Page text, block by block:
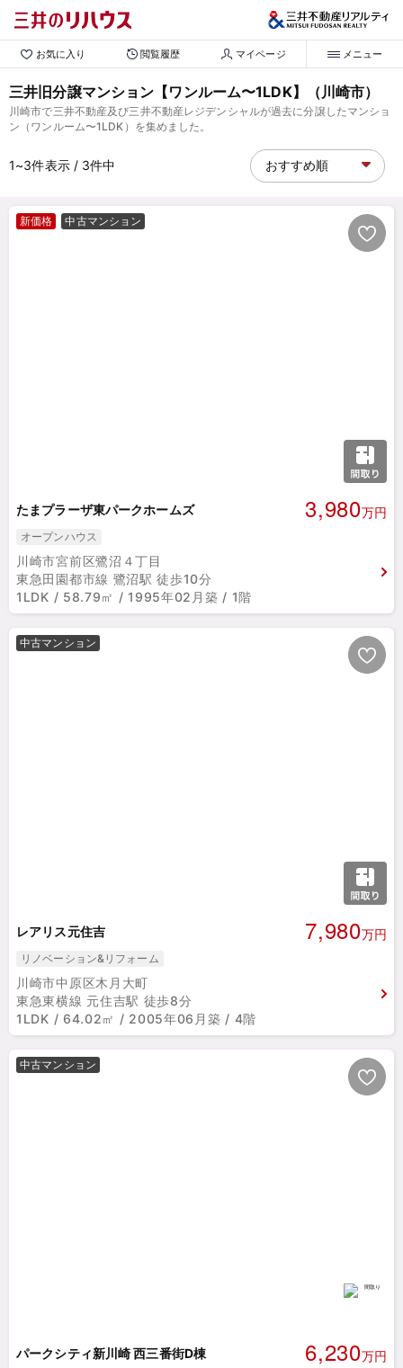
お気に入り 閲覧履歴 マイページ メニュー
三井旧分譲マンション【ワンルーム〜1LDK】（川崎市）
川崎市で三井不動産及び三井不動産レジデンシャルが過去に分譲したマンショ
ン（ワンルーム〜1LDK）を集めました。
1~3件表示/ 3件中
新価格 中古マンション
たまプラーザ東パークホームズ 3,980万円
オープンハウス
川崎市宮前区鷺沼４丁目
東急田園都市線 鷺沼駅 徒歩10分
1LDK / 58.79㎡ / 1995年02月築 / 1階
中古マンション
レアリス元住吉 7,980万円
リノベーション&リフォーム
川崎市中原区木月大町
東急東横線 元住吉駅 徒歩8分
1LDK / 64.02㎡ / 2005年06月築 / 4階
中古マンション
パークシティ新川崎 西三番街D棟 6,230万円